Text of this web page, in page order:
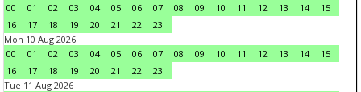
00
01 02 03 04 05 06 07 08 09 10 11 12 13 14
15
16
17 18 19 20 21 22
23
Mon 10 Aug 2026
00
01 02 03 04 05 06 07 08 09 10 11 12 13 14
15
16
17 18 19 20 21 22
23
Tue 11 Aug 2026